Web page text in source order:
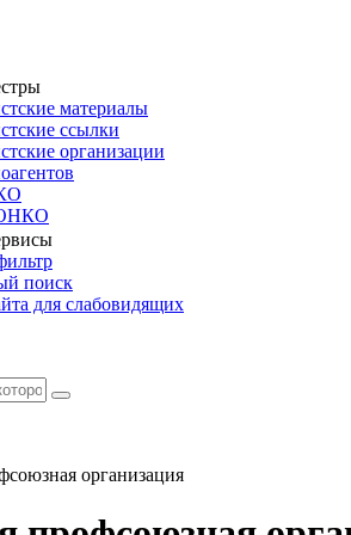
материалы
ссылки
организации
поиск
для слабовидящих
организация